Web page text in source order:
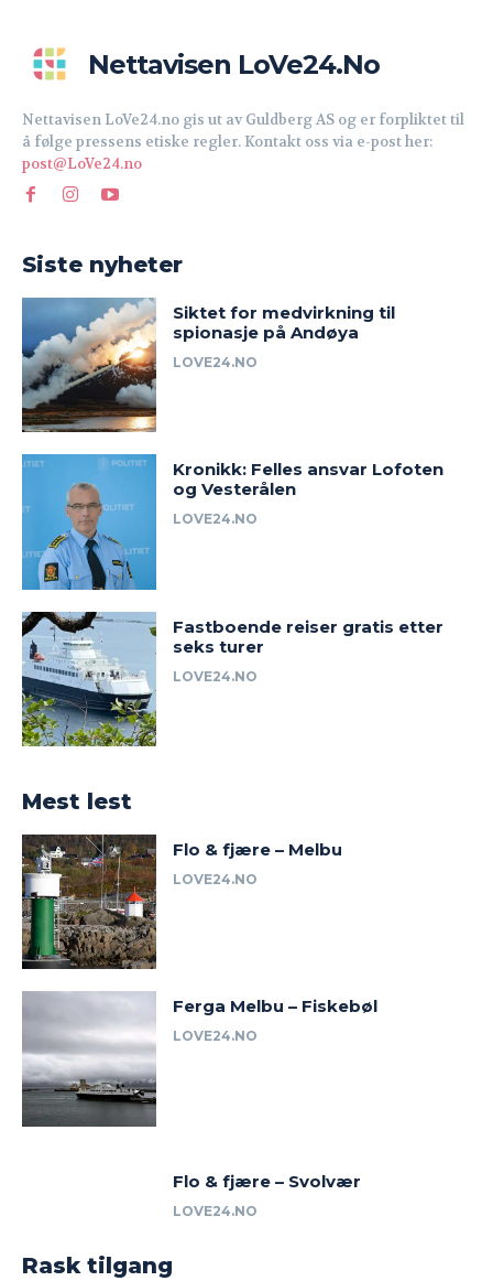
Nettavisen LoVe24.no
Nettavisen LoVe24.no gis ut av Guldberg AS og er forpliktet til
å følge pressens etiske regler. Kontakt oss via e-post her:
post@LoVe24.no
Siste nyheter
Siktet for medvirkning til
spionasje på Andøya
LOVE24.NO
Kronikk: Felles ansvar Lofoten
og Vesterålen
LOVE24.NO
Fastboende reiser gratis etter
seks turer
LOVE24.NO
Mest lest
Flo & fjære – Melbu
LOVE24.NO
Ferga Melbu – Fiskebøl
LOVE24.NO
Flo & fjære – Svolvær
LOVE24.NO
Rask tilgang